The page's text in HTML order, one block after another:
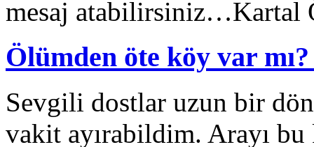
mesaj
Ölümden öte köy var
Sevgili dostlar uzun bir
vakit ayırabildim. Arayı bu